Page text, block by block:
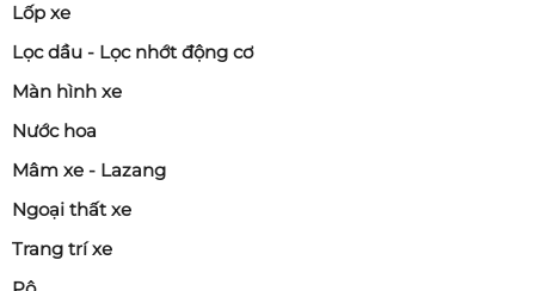
Lốp xe
Lọc dầu - Lọc nhớt động cơ
Màn hình xe
Nước hoa
Mâm xe - Lazang
Ngoại thất xe
Trang trí xe